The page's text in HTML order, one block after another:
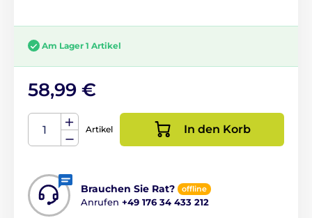
Am Lager 1 Artikel
58,99 €
Artikel In den Korb
Brauchen Sie Rat? offline
Anrufen +49 176 34 433 212